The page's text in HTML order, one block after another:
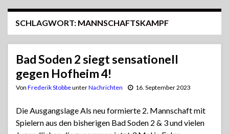
SCHLAGWORT: MANNSCHAFTSKAMPF
Bad Soden 2 siegt sensationell
gegen Hofheim 4!
Von Frederik StobbeunterNachrichten 16. September 2023
Die Ausgangslage Als neu formierte 2. Mannschaft mit
Spielern aus den bisherigen Bad Soden 2 & 3 und vielen